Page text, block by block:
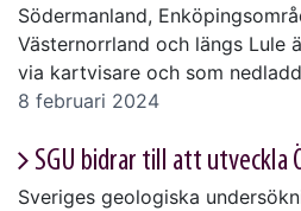
Södermanland,
Västernorrland och längs Lule
via kartvisare och som
8 februari 2024
SGU bidrar till att utveckla
Sveriges geologiska